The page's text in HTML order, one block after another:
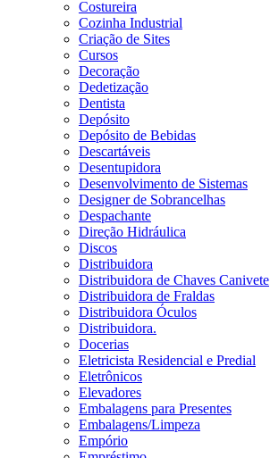
Costureira
Cozinha Industrial
Criação de Sites
Cursos
Decoração
Dedetização
Dentista
Depósito
Depósito de Bebidas
Descartáveis
Desentupidora
Desenvolvimento de Sistemas
Designer de Sobrancelhas
Despachante
Direção Hidráulica
Discos
Distribuidora
Distribuidora de Chaves Canivete
Distribuidora de Fraldas
Distribuidora Óculos
Distribuidora.
Docerias
Eletricista Residencial e Predial
Eletrônicos
Elevadores
Embalagens para Presentes
Embalagens/Limpeza
Empório